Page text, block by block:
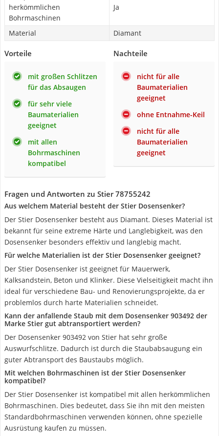
herkömmlichen
Bohrmaschinen
Ja
Material Diamant
Vorteile
mit großen Schlitzen
für das Absaugen
für sehr viele
Baumaterialien
geeignet
mit allen
Bohrmaschinen
kompatibel
Nachteile
nicht für alle
Baumaterialien
geeignet
ohne Entnahme-Keil
nicht für alle
Baumaterialien
geeignet
Fragen und Antworten zu Stier ‎78755242
Aus welchem Material besteht der Stier Dosensenker?
Der Stier Dosensenker besteht aus Diamant. Dieses Material ist
bekannt für seine extreme Härte und Langlebigkeit, was den
Dosensenker besonders effektiv und langlebig macht.
Für welche Materialien ist der Stier Dosensenker geeignet?
Der Stier Dosensenker ist geeignet für Mauerwerk,
Kalksandstein, Beton und Klinker. Diese Vielseitigkeit macht ihn
ideal für verschiedene Bau- und Renovierungsprojekte, da er
problemlos durch harte Materialien schneidet.
Kann der anfallende Staub mit dem Dosensenker 903492 der
Marke Stier gut abtransportiert werden?
Der Dosensenker 903492 von Stier hat sehr große
Auswurfschlitze. Dadurch ist durch die Staubabsaugung ein
guter Abtransport des Baustaubs möglich.
Mit welchen Bohrmaschinen ist der Stier Dosensenker
kompatibel?
Der Stier Dosensenker ist kompatibel mit allen herkömmlichen
Bohrmaschinen. Dies bedeutet, dass Sie ihn mit den meisten
Standardbohrmaschinen verwenden können, ohne spezielle
Ausrüstung kaufen zu müssen.